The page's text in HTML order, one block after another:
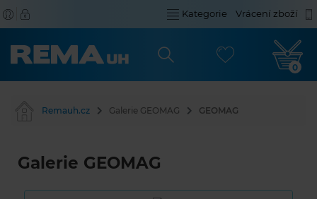
Kategorie Vrácení zboží
0
Remauh.cz Galerie GEOMAG GEOMAG
Galerie GEOMAG